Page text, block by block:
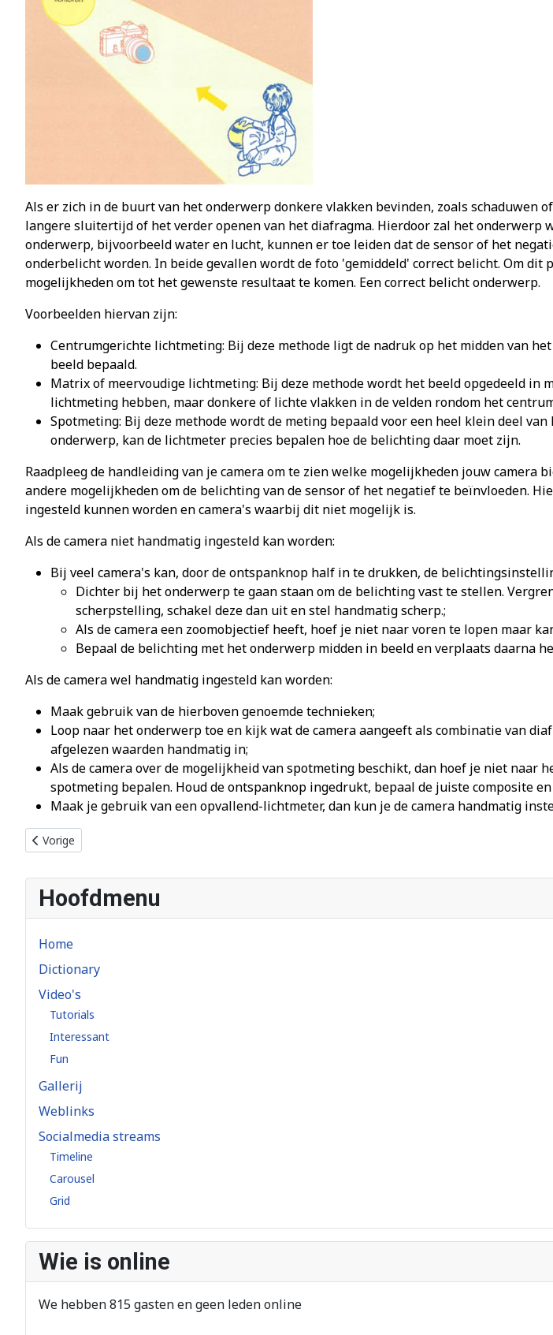
Als er zich in de buurt van het onderwerp donkere vlakken bevinden, zoals schaduwen
langere sluitertijd of het verder openen van het diafragma. Hierdoor zal het
onderwerp, bijvoorbeeld water en lucht, kunnen er toe leiden dat de sensor of het
onderbelicht worden. In beide gevallen wordt de foto 'gemiddeld' correct belicht. Om dit
mogelijkheden om tot het gewenste resultaat te komen. Een correct belicht onderwerp.
Voorbeelden hiervan zijn:
Centrumgerichte lichtmeting: Bij deze methode ligt de nadruk op het midden van
beeld bepaald.
Matrix of meervoudige lichtmeting: Bij deze methode wordt het beeld opgedeeld in
lichtmeting hebben, maar donkere of lichte vlakken in de velden rondom het
Spotmeting: Bij deze methode wordt de meting bepaald voor een heel klein deel
onderwerp, kan de lichtmeter precies bepalen hoe de belichting daar moet zijn.
Raadpleeg de handleiding van je camera om te zien welke mogelijkheden jouw
andere mogelijkheden om de belichting van de sensor of het negatief te beïnvloeden.
ingesteld kunnen worden en camera's waarbij dit niet mogelijk is.
Als de camera niet handmatig ingesteld kan worden:
Bij veel camera's kan, door de ontspanknop half in te drukken, de
Dichter bij het onderwerp te gaan staan om de belichting vast te stellen.
scherpstelling, schakel deze dan uit en stel handmatig scherp.;
Als de camera een zoomobjectief heeft, hoef je niet naar voren te lopen maar
Bepaal de belichting met het onderwerp midden in beeld en verplaats daarna
Als de camera wel handmatig ingesteld kan worden:
Maak gebruik van de hierboven genoemde technieken;
Loop naar het onderwerp toe en kijk wat de camera aangeeft als combinatie van
afgelezen waarden handmatig in;
Als de camera over de mogelijkheid van spotmeting beschikt, dan hoef je niet
spotmeting bepalen. Houd de ontspanknop ingedrukt, bepaal de juiste composite
Maak je gebruik van een opvallend-lichtmeter, dan kun je de camera handmatig
Vorig artikel: Sluitertijd
Vorige
Hoofdmenu
Home
Dictionary
Video's
Tutorials
Interessant
Fun
Gallerij
Weblinks
Socialmedia streams
Timeline
Carousel
Grid
Wie is online
We hebben 815 gasten en geen leden online